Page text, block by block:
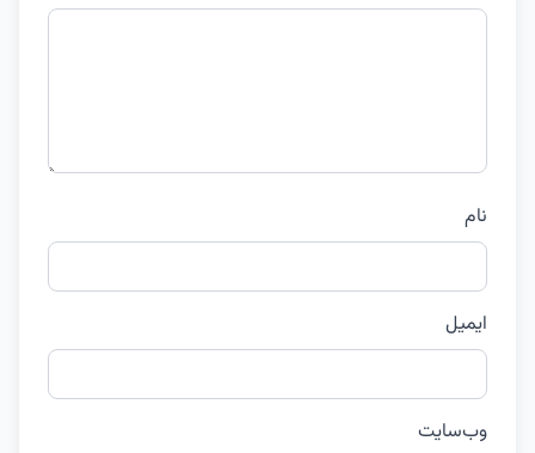
نام
ایمیل
وب‌سایت